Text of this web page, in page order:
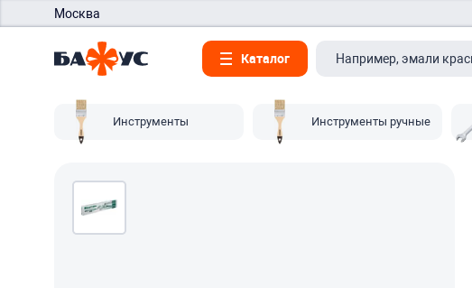
Москва
Каталог
Инструменты Инструменты ручные